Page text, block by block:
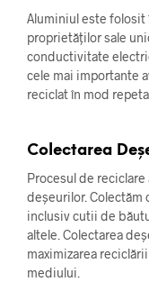
Aluminiul este folosit
proprietăților sale
conductivitate
cele mai importante
reciclat în mod
Colectarea
Procesul de
deșeurilor. Colectăm
inclusiv cutii de
altele. Colectarea
maximizarea
mediului.